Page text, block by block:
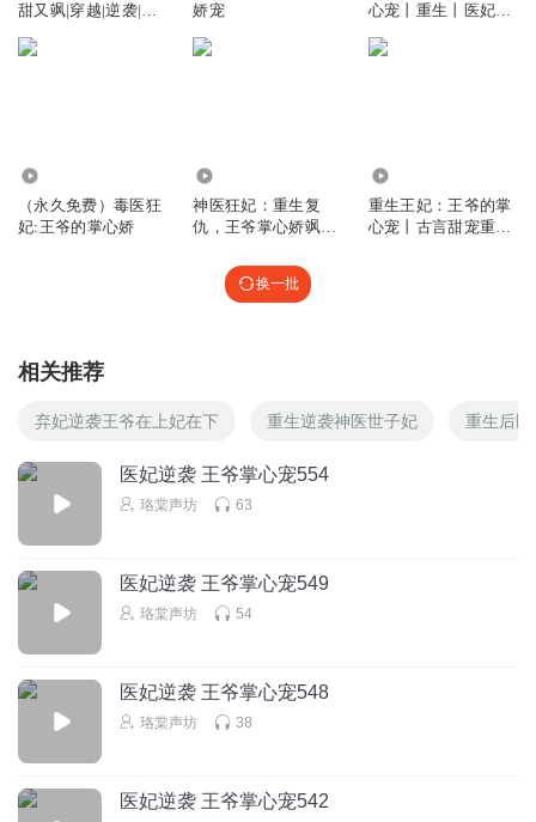
甜又飒|穿越|逆袭|甜
娇宠
心宠丨重生丨医妃丨
（永久免费）毒医狂
妃:王爷的掌心娇
神医狂妃：重生复
仇，王爷掌心娇飒爆
重生王妃：王爷的掌
心宠丨古言甜宠重生
换一批
相关推荐
弃妃逆袭王爷在上妃在下 重生逆袭神医世子妃 重生后
医妃逆袭 王爷掌心宠554
珞棠声坊 63
医妃逆袭 王爷掌心宠549
珞棠声坊 54
医妃逆袭 王爷掌心宠548
珞棠声坊 38
医妃逆袭 王爷掌心宠542